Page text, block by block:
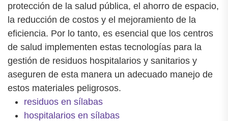
protección de la salud pública, el ahorro de espacio,
la reducción de costos y el mejoramiento de la
eficiencia. Por lo tanto, es esencial que los centros
de salud implementen estas tecnologías para la
gestión de residuos hospitalarios y sanitarios y
aseguren de esta manera un adecuado manejo de
estos materiales peligrosos.
residuos en sílabas
hospitalarios en sílabas